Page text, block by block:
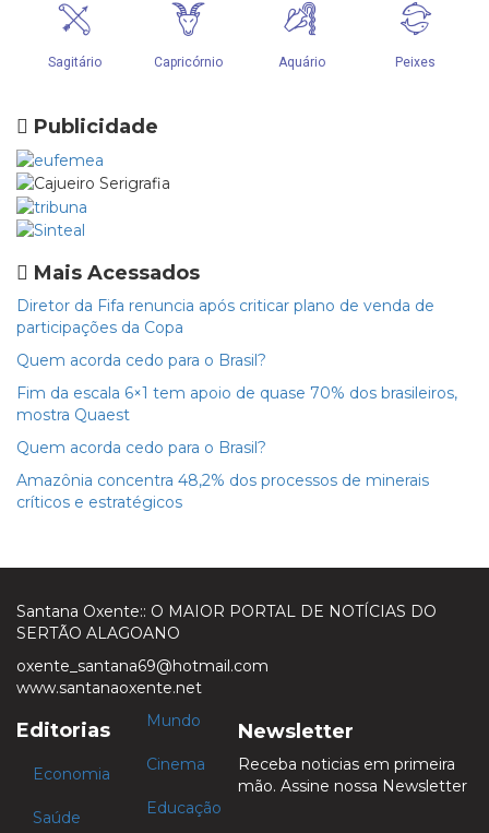
Publicidade
Mais Acessados
Diretor da Fifa renuncia após criticar plano de venda de
participações da Copa
Quem acorda cedo para o Brasil?
Fim da escala 6×1 tem apoio de quase 70% dos brasileiros,
mostra Quaest
Quem acorda cedo para o Brasil?
Amazônia concentra 48,2% dos processos de minerais
críticos e estratégicos
Santana Oxente:: O MAIOR PORTAL DE NOTÍCIAS DO
SERTÃO ALAGOANO
oxente_santana69@hotmail.com
www.santanaoxente.net
Editorias
Economia
Saúde
Mundo
Cinema
Educação
Newsletter
Receba noticias em primeira
mão. Assine nossa Newsletter